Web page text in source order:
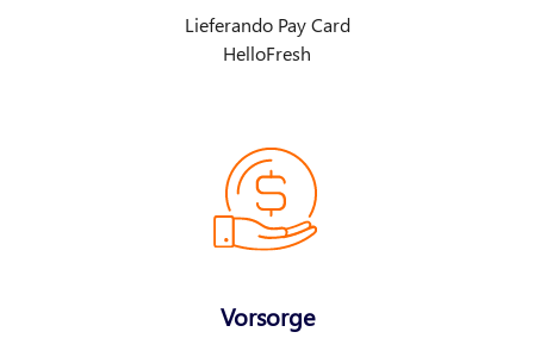
Lieferando Pay Card
HelloFresh
Vorsorge